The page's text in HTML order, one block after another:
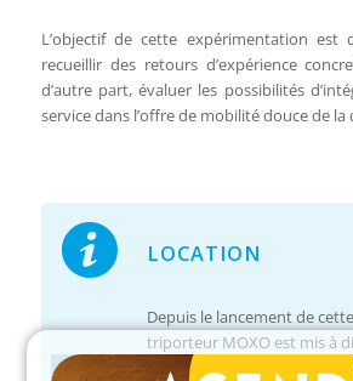
L’objectif de cette expérimentation est
recueillir des retours d’expérience
d’autre part, évaluer les possibilités
service dans l’offre de mobilité douce de la
LOCATION
Depuis le lancement de
triporteur MOXO est mis à
public à traversun